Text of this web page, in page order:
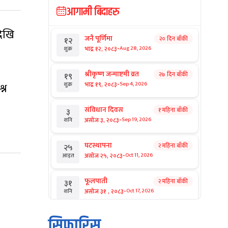
आगामी बिदाहरु
१२
शुक्र
जनै पूर्णिमा
भाद्र १२, २०८३-Aug 28, 2026
२० दिन बाँकी
१९
शुक्र
श्रीकृष्ण जन्माष्टमी व्रत
भाद्र १९, २०८३-Sep 4, 2026
२७ दिन बाँकी
३
शनि
संविधान दिवस
असोज ३, २०८३-Sep 19, 2026
१ महिना बाँकी
२५
आइत
घटस्थापना
असोज २५, २०८३-Oct 11, 2026
२ महिना बाँकी
३१
शनि
फूलपाती
असोज ३१ , २०८३-Oct 17, 2026
२ महिना बाँकी
१ कार्तिक सङ्क्रान्ति